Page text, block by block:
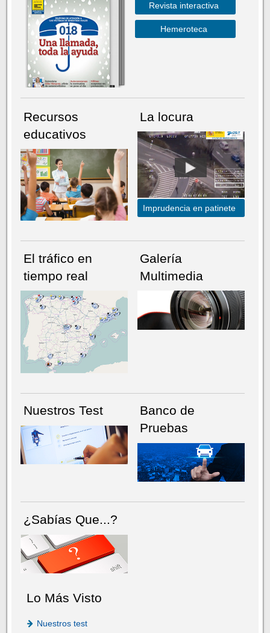
NÚMERO ACTUALHEMEROTECA
Revista interactiva
Hemeroteca
Recursos
educativos
La locura
Imprudencia en patinete
El tráfico en
tiempo real
Galería
Multimedia
Nuestros Test
Banco de
Pruebas
¿Sabías Que...?
Lo Más Visto
Nuestros test